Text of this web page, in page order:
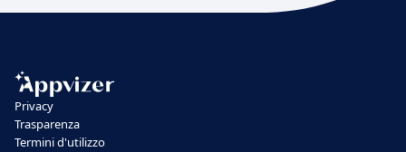
Privacy
Trasparenza
Termini d'utilizzo